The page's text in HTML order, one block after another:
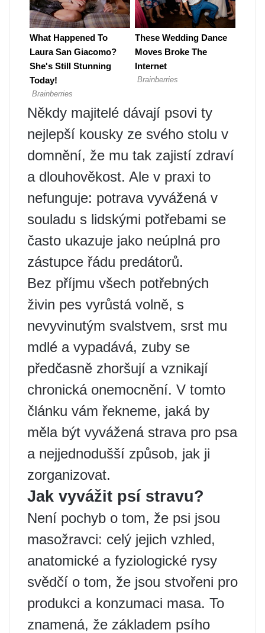
Někdy majitelé dávají psovi ty
nejlepší kousky ze svého stolu v
domnění, že mu tak zajistí zdraví
a dlouhověkost. Ale v praxi to
nefunguje: potrava vyvážená v
souladu s lidskými potřebami se
často ukazuje jako neúplná pro
zástupce řádu predátorů.
Bez příjmu všech potřebných
živin pes vyrůstá volně, s
nevyvinutým svalstvem, srst mu
mdlé a vypadává, zuby se
předčasně zhoršují a vznikají
chronická onemocnění. V tomto
článku vám řekneme, jaká by
měla být vyvážená strava pro psa
a nejjednodušší způsob, jak ji
zorganizovat.
Jak vyvážit psí stravu?
Není pochyb o tom, že psi jsou
masožravci: celý jejich vzhled,
anatomické a fyziologické rysy
svědčí o tom, že jsou stvořeni pro
produkci a konzumaci masa. To
znamená, že základem psího